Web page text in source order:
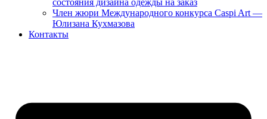
состояния дизайна одежды на заказ
Член жюри Международного конкурса Caspi Art —
Юлизана Кухмазова
Контакты